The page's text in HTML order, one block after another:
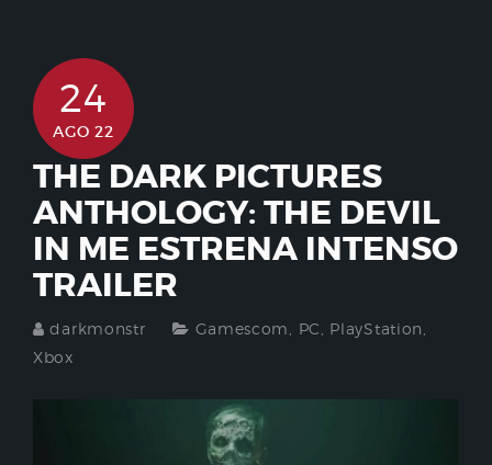
24
AGO 22
THE DARK PICTURES
ANTHOLOGY: THE DEVIL
IN ME ESTRENA INTENSO
TRAILER
darkmonstr Gamescom PC PlayStation
Xbox